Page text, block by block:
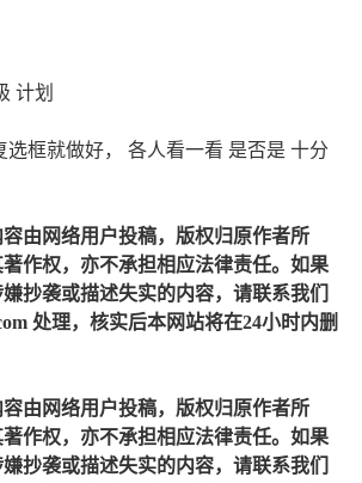
计划
选框就做好， 各人看一看 是否是 十分
由网络用户投稿，版权归原作者所
作权，亦不承担相应法律责任。如果
抄袭或描述失实的内容，请联系我们
处理，核实后本网站将在24小时内删
由网络用户投稿，版权归原作者所
作权，亦不承担相应法律责任。如果
抄袭或描述失实的内容，请联系我们